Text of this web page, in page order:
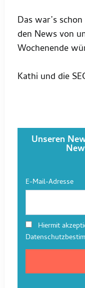
Das war’s
den News von
Wochenende
Kathi und die
Unseren
E-Mail-Adresse
Hiermit